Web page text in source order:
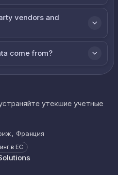
vendors and
come from?
утекшие учетные
Франция
в ЕС